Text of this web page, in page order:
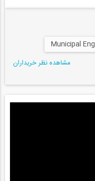
مشاهده نظر خریداران